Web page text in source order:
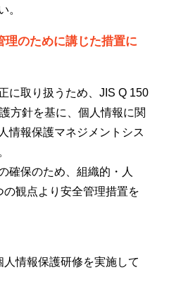
。
理のために講じた措置に
に取り扱うため、JIS Q 150
方針を基に、個人情報に関
情報保護マネジメントシス
確保のため、組織的・人
観点より安全管理措置を
情報保護研修を実施して